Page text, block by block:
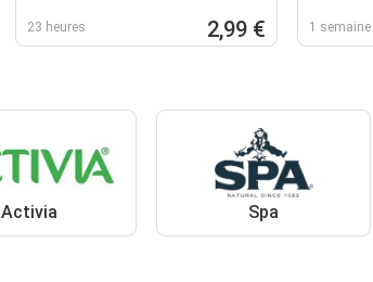
23 heures 2,99 € 1 semaine
Activia Spa